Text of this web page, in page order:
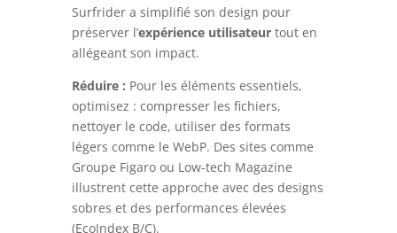
Surfrider a simplifié son design pour
préserver l’expérience utilisateurtout en
allégeant son impact.
Réduire : Pour les éléments essentiels,
optimisez : compresser les fichiers,
nettoyer le code, utiliser des formats
légers comme le WebP. Des sites comme
Groupe Figaro ou Low-tech Magazine
illustrent cette approche avec des designs
sobres et des performances élevées
(EcoIndex B/C).